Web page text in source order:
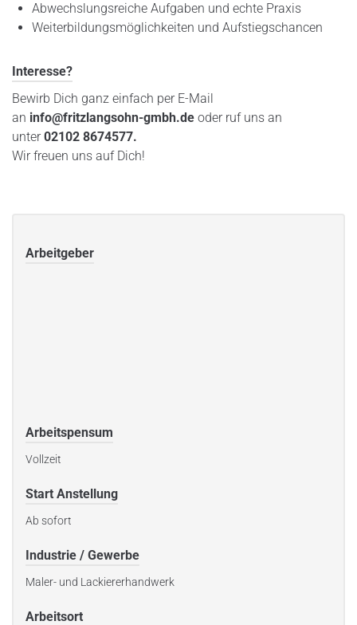
Abwechslungsreiche Aufgaben und echte Praxis
Weiterbildungsmöglichkeiten und Aufstiegschancen
Interesse?
Bewirb Dich ganz einfach per E-Mail
an info@fritzlangsohn-gmbh.de oder ruf uns an
unter02102 8674577.
Wir freuen uns auf Dich!
Arbeitgeber
Arbeitspensum
Vollzeit
Start Anstellung
Ab sofort
Industrie / Gewerbe
Maler- und Lackiererhandwerk
Arbeitsort